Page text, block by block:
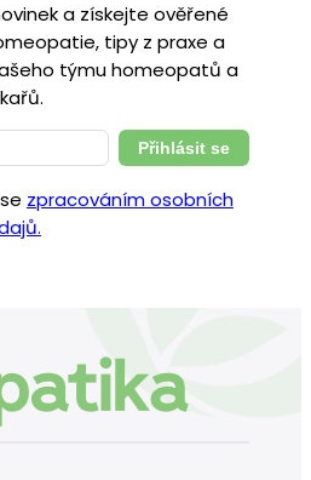
a získejte ověřené
tipy z praxe a
týmu homeopatů a
Přihlásit se
zpracováním osobních